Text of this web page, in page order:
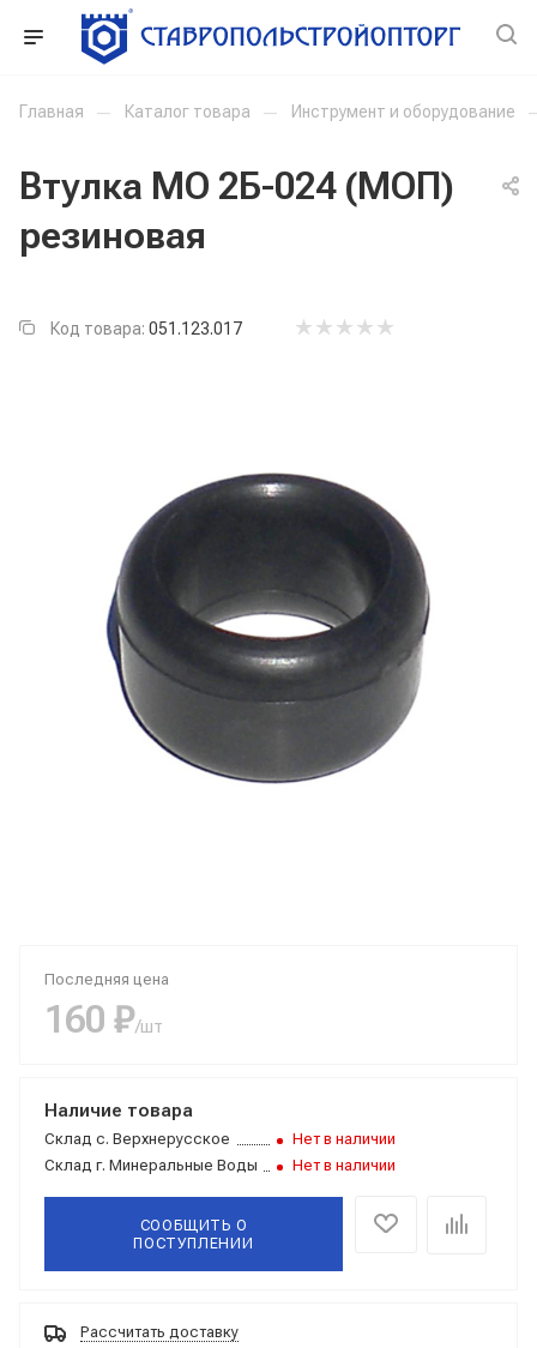
Главная — Каталог товара — Инструмент и оборудование
Втулка МО 2Б-024 (МОП)
резиновая
Код товара: 051.123.017
Последняя цена
160 ₽/шт
Наличие товара
Склад с. Верхнерусское
Нет в наличии
Склад г. Минеральные Воды Нет в наличии
СООБЩИТЬ О
ПОСТУПЛЕНИИ
Рассчитать доставку